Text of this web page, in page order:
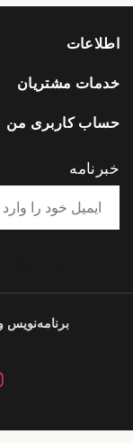
اطلاعات
خدمات مشتریان
حساب کاربری من
خبرنامه